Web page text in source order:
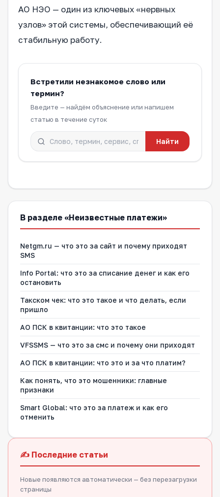
АО НЭО — один из ключевых «нервных
узлов» этой системы, обеспечивающий её
стабильную работу.
Встретили незнакомое слово или
термин?
Введите — найдём объяснение или напишем
статью в течение суток
Найти
В разделе «Неизвестные платежи»
Netgm.ru — что это за сайт и почему приходят
SMS
Info Portal: что это за списание денег и как его
остановить
Такском чек: что это такое и что делать, если
пришло
АО ПСК в квитанции: что это такое
VFSSMS — что это за смс и почему они приходят
АО ПСК в квитанции: что это и за что платим?
Как понять, что это мошенники: главные
признаки
Smart Global: что это за платеж и как его
отменить
✍️ Последние статьи
Новые появляются автоматически — без перезагрузки
страницы